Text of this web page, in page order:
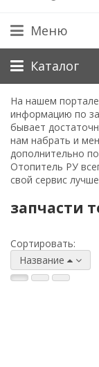
Меню
Каталог
На нашем
информацию по
бывает
нам набрать и
дополнительно
Отопитель РУ
свой сервис
запчасти
Сортировать:
Название